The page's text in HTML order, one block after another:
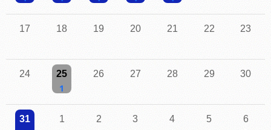
17 18 19 20 21 22 23
24 25 26 27 28 29 30
31 1 2 3 4 5 6